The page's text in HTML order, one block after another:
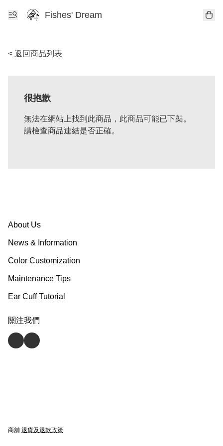
Fishes' Dream
< 返回商品列表
很抱歉
無法在網站上找到此商品，此商品可能已下架。
請檢查商品連結是否正確。
About Us
News & Information
Color Customization
Maintenance Tips
Ear Cuff Tutorial
關注我們
商舖 退貨及退款政策